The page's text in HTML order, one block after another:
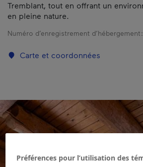
Tremblant, tout en offrant un
en pleine nature.
Numéro d’enregistrement d’hébergement :
Carte et coordonnées
Préférences pour l’utilisation des